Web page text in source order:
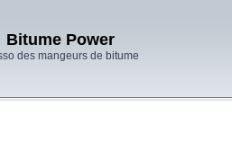
Bitume Power
des mangeurs de bitume